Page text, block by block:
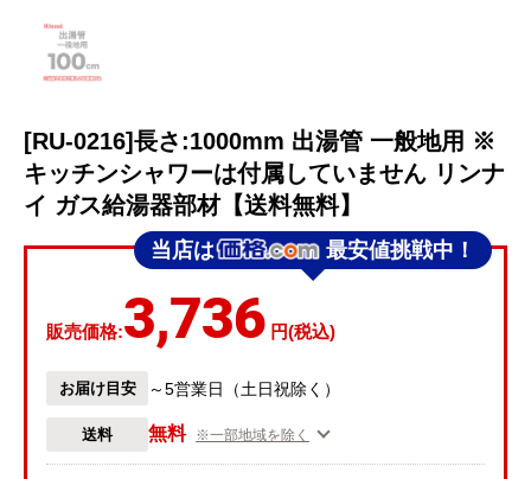
[RU-0216]長さ:1000mm 出湯管 一般地用 ※
キッチンシャワーは付属していません リンナ
イ ガス給湯器部材【送料無料】
当店は 最安値挑戦中！
販売価格:3,736 円(税込)
お届け目安 ～5営業日（土日祝除く）
送料 無料 ※一部地域を除く